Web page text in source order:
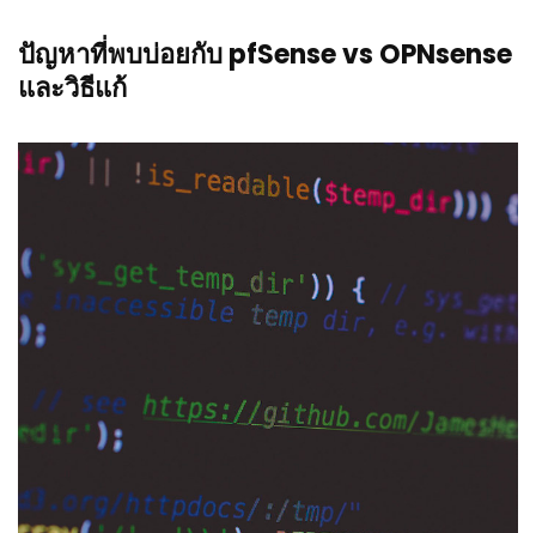
ปัญหาที่พบบ่อยกับ pfSense vs OPNsense
และวิธีแก้